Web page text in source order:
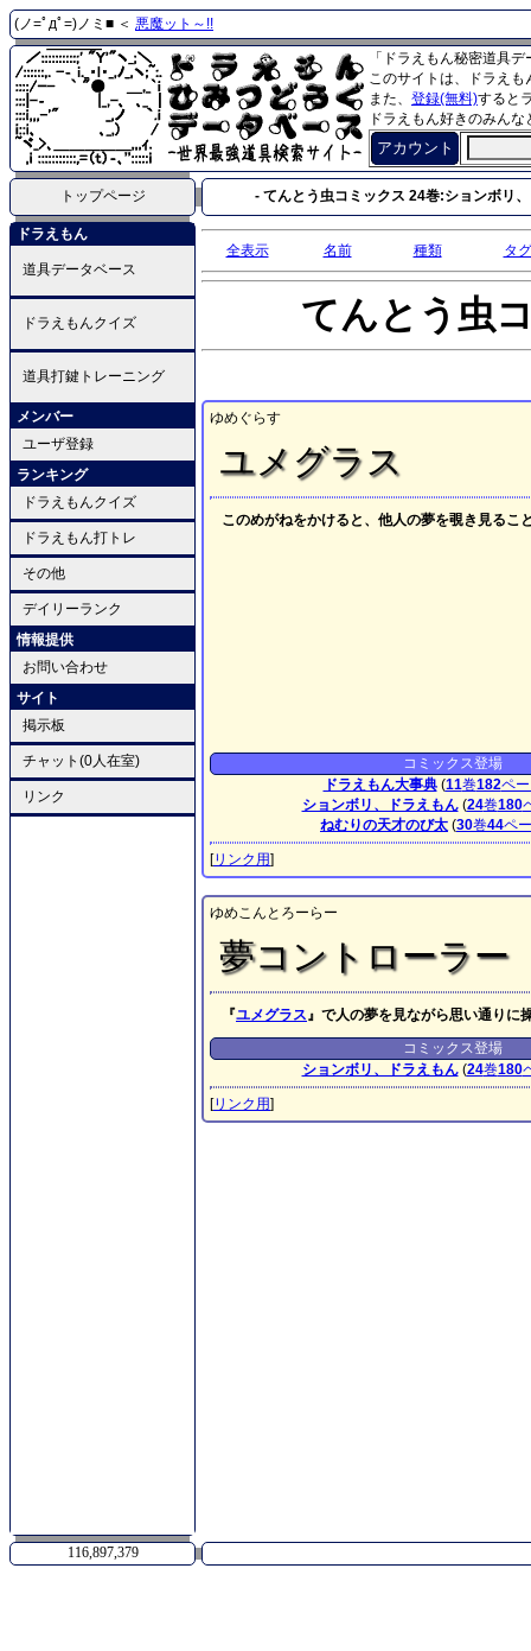
(ノ=ﾟдﾟ=)ノミ■ ＜ 悪魔ット～!!
「ドラえもん秘密道具
このサイトは、ドラえ
また、 登録(無料)すると
ドラえもん好きのみん
アカウント
トップページ - てんとう虫コミックス 24巻:ションボリ
ドラえもん
道具データベース
ドラえもんクイズ
道具打鍵トレーニング
メンバー
ユーザ登録
ランキング
ドラえもんクイズ
ドラえもん打トレ
その他
デイリーランク
情報提供
お問い合わせ
サイト
掲示板
チャット(0人在室)
リンク
全表示 名前 種類 タグ
てんとう虫
ゆめぐらす
ユメグラス
このめがねをかけると、他人の夢を覗き見るこ
コミックス登場
ドラえもん大事典(11巻182ペ
ションボリ、ドラえもん(24巻180
ねむりの天才のび太 (30巻44ペ
[リンク用]
ゆめこんとろーらー
夢コントローラー
『ユメグラス』で人の夢を見ながら思い通りに
コミックス登場
ションボリ、ドラえもん(24巻180
[リンク用]
116,897,379